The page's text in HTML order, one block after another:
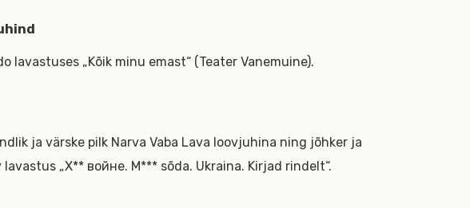
lavastuses „Kõik minu emast“ (Teater Vanemuine).
ja värske pilk Narva Vaba Lava loovjuhina ning jõhker ja
„Х** войне. M*** sõda. Ukraina. Kirjad rindelt“.